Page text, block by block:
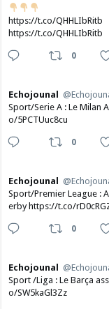
https://t.co/QHHLIbRitb
https://t.co/QHHLIbRitb
0
Echojounal
Sport/Serie A : Le Milan
o/5PCTUuc8cu
0
Echojounal
Sport/Premier League :
erby https://t.co/
0
Echojounal
Sport /Liga : Le Barça
o/SW5kaGl3Zz